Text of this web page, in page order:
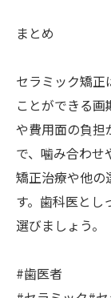
まとめ
セラミック矯正
ことができる
や費用面の負担
で、噛み合わせ
矯正治療や他の
す。歯科医とし
選びましょう。
#歯医者